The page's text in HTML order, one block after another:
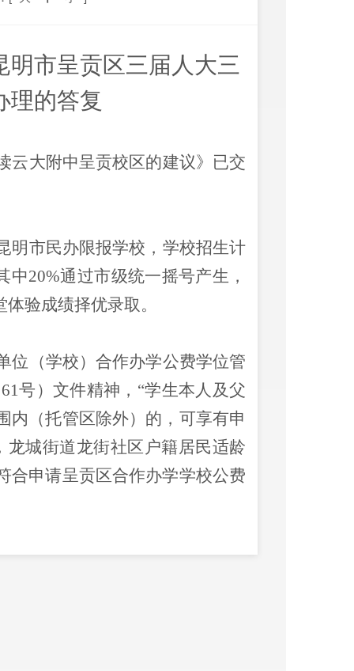
明市呈贡区三届人大三
理的答复
云大附中呈贡校区的建议》已交
明市民办限报学校，学校招生计
中20%通过市级统一摇号产生，
验成绩择优录取。
位（学校）合作办学公费学位管
61号）文件精神，“学生本人及父
内（托管区除外）的，可享有申
城街道龙街社区户籍居民适龄
合申请呈贡区合作办学学校公费
校到本地区开办学校，或是改扩